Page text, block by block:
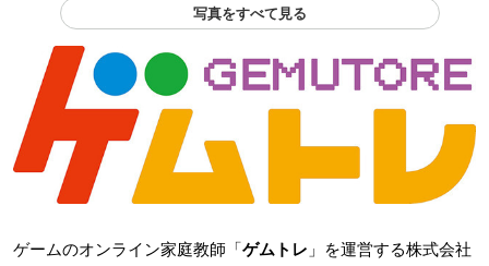
写真をすべて見る
ゲームのオンライン家庭教師「ゲムトレ 」を運営する株式会社